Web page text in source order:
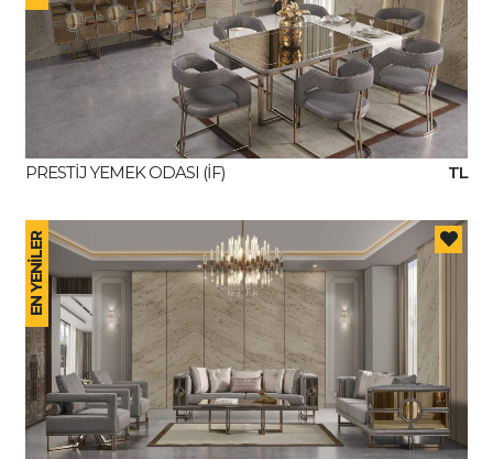
PRESTİJ YEMEK ODASI (İF) TL
EN YENİLER